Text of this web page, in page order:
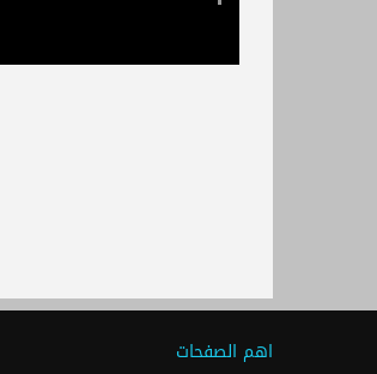
اهم الصفحات